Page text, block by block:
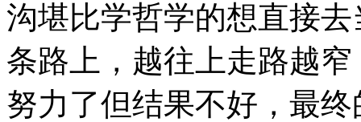
沟堪比学哲学的想直接
条路上，越往上走路越
努力了但结果不好，最